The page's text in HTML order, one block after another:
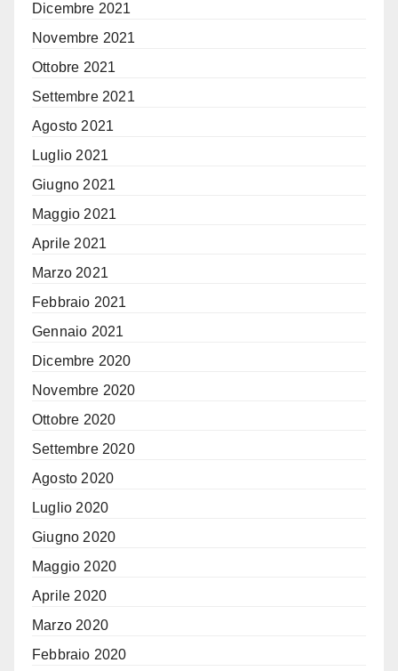
Dicembre 2021
Novembre 2021
Ottobre 2021
Settembre 2021
Agosto 2021
Luglio 2021
Giugno 2021
Maggio 2021
Aprile 2021
Marzo 2021
Febbraio 2021
Gennaio 2021
Dicembre 2020
Novembre 2020
Ottobre 2020
Settembre 2020
Agosto 2020
Luglio 2020
Giugno 2020
Maggio 2020
Aprile 2020
Marzo 2020
Febbraio 2020